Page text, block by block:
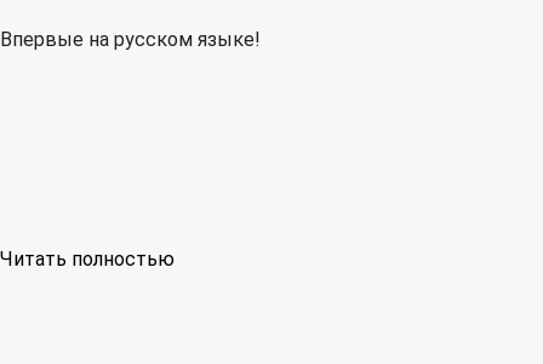
Впервые на русском языке!
Читать полностью